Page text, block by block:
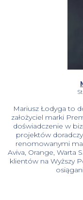
Mariusz Łodyga to
założyciel marki
doświadczenie w
projektów
renomowanymi
Aviva, Orange, Warta
klientów na Wyższy